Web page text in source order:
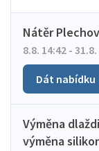
Nátěr
8.8. 14:42 -
Dát nabídku
Výměna
výměna